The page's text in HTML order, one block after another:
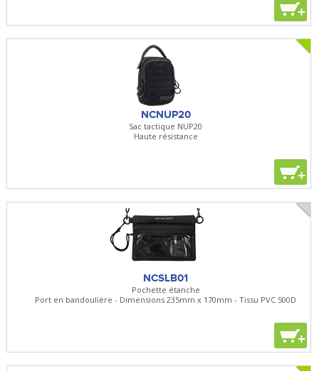
+
NCNUP20
Sac tactique NUP20
Haute résistance
+
NCSLB01
Pochette étanche
Port en bandoulière - Dimensions 235mm x 170mm - Tissu PVC 500D
+